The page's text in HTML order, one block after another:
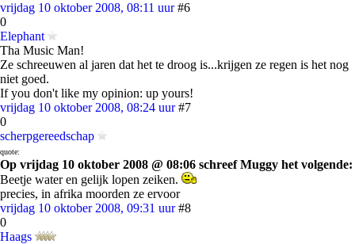
vrijdag 10 oktober 2008, 08:11 uur #6
0
Elephant
Tha Music Man!
Ze schreeuwen al jaren dat het te droog is...krijgen ze regen is het nog
niet goed.
If you don't like my opinion: up yours!
vrijdag 10 oktober 2008, 08:24 uur #7
0
scherpgereedschap
quote:
Op vrijdag 10 oktober 2008 @ 08:06 schreef Muggy het volgende:
Beetje water en gelijk lopen zeiken.
precies, in afrika moorden ze ervoor
vrijdag 10 oktober 2008, 09:31 uur #8
0
Haags